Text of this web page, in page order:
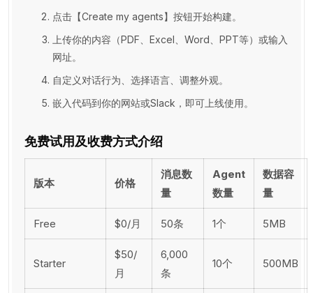
点击【Create my agents】按钮开始构建。
上传你的内容（PDF、Excel、Word、PPT等）或输入
网址。
自定义对话行为、选择语言、调整外观。
嵌入代码到你的网站或Slack，即可上线使用。
免费试用及收费方式介绍
版本 价格
消息数
量
Agent
数量
数据容
量
Free $0/月 50条 1个 5MB
Starter
$50/
月
6,000
条
10个 500MB